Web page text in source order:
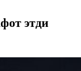
этди